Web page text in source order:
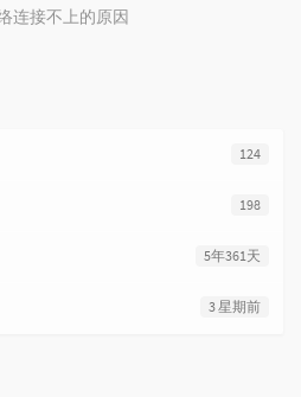
连接不上的原因
124
198
5年361天
3 星期前